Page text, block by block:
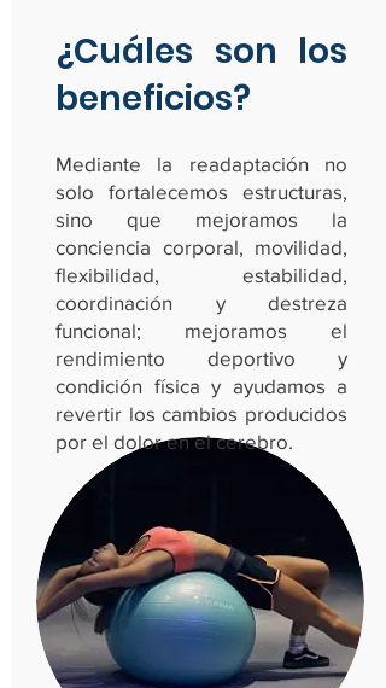
¿Cuáles son los
beneficios?
Mediante la readaptación no
solo fortalecemos estructuras,
sino que mejoramos la
conciencia corporal, movilidad,
flexibilidad, estabilidad,
coordinación y destreza
funcional; mejoramos el
rendimiento deportivo y
condición física y ayudamos a
revertir los cambios producidos
por el dolor en el cerebro.